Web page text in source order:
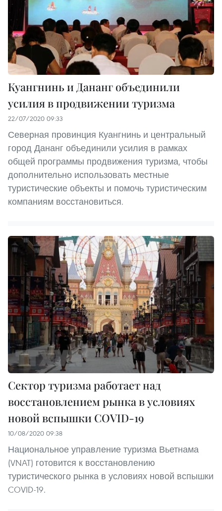
Куангнинь и Дананг объединили
усилия в продвижении туризма
22/07/2020 09:33
Северная провинция Куангнинь и центральный
город Дананг объединили усилия в рамках
общей программы продвижения туризма, чтобы
дополнительно использовать местные
туристические объекты и помочь туристическим
компаниям восстановиться.
Сектор туризма работает над
восстановлением рынка в условиях
новой вспышки COVID-19
10/08/2020 09:38
Национальное управление туризма Вьетнама
(VNAT) готовится к восстановлению
туристического рынка в условиях новой вспышки
COVID-19.